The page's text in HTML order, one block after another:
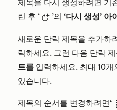
제목을 다시 생성하려면 기
린 후 ‘ breezeRegenerateIcon ’의 ‘다시 생성’ 아
새로운 단락 제목을 추가하
릭하세요. 그런 다음 단락
트를 입력하세요. 최대 10
있습니다.
제목의 순서를 변경하려면‘